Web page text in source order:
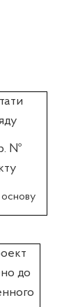
№
основу
до